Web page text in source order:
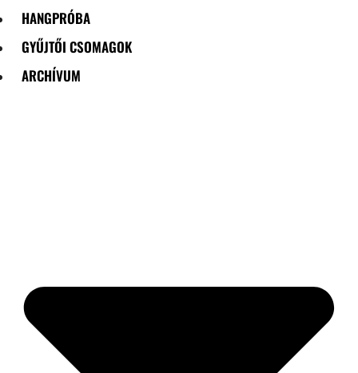
HANGPRÓBA
GYŰJTŐI CSOMAGOK
ARCHÍVUM